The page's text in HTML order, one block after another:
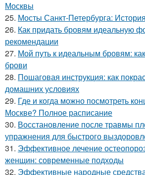
Москвы
25. Мосты Санкт-Петербурга:
26. Как придать бровям идеальную
рекомендации
27. Мой путь к идеальным бровям:
брови
28. Пошаговая инструкция: как
домашних условиях
29. Где и когда можно посмотреть
Москве? Полное расписание
30. Восстановление после травмы
упражнения для быстрого
31. Эффективное лечение
женщин: современные подходы
32. Эффективные народные